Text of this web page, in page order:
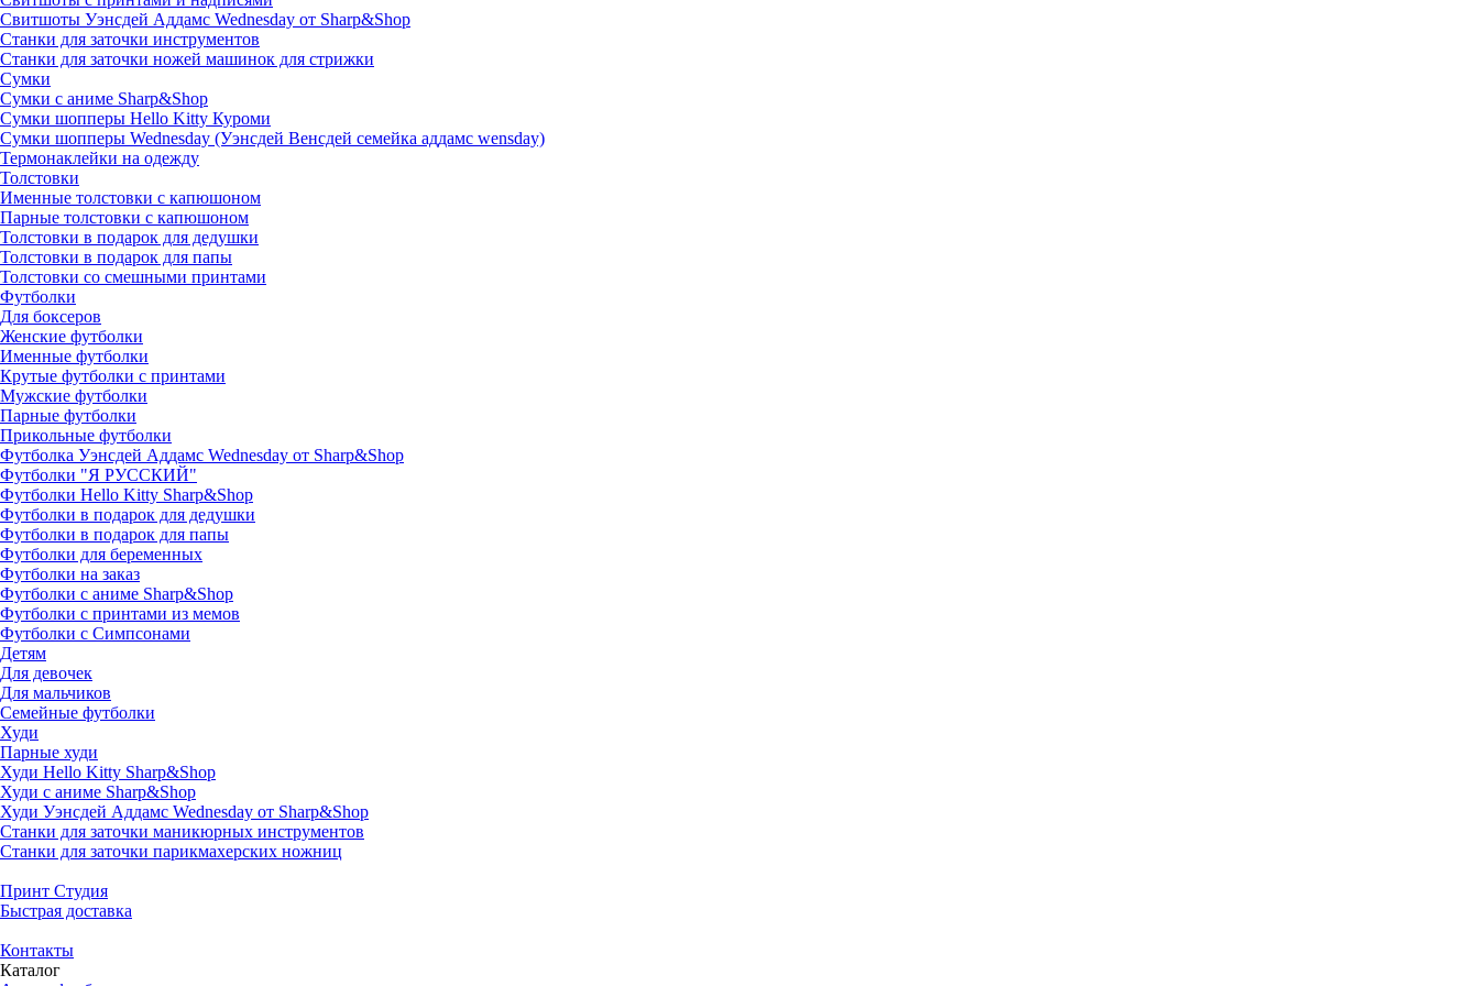
Свитшоты Уэнсдей Аддамс Wednesday от Sharp&Shop
Станки для заточки инструментов
Станки для заточки ножей машинок для стрижки
Сумки
Сумки с аниме Sharp&Shop
Сумки шопперы Hello Kitty Куроми
Сумки шопперы Wednesday (Уэнсдей Венсдей семейка аддамс wensday)
Термонаклейки на одежду
Толстовки
Именные толстовки с капюшоном
Парные толстовки с капюшоном
Толстовки в подарок для дедушки
Толстовки в подарок для папы
Толстовки со смешными принтами
Футболки
Для боксеров
Женские футболки
Именные футболки
Крутые футболки с принтами
Мужские футболки
Парные футболки
Прикольные футболки
Футболка Уэнсдей Аддамс Wednesday от Sharp&Shop
Футболки "Я РУССКИЙ"
Футболки Hello Kitty Sharp&Shop
Футболки в подарок для дедушки
Футболки в подарок для папы
Футболки для беременных
Футболки на заказ
Футболки с аниме Sharp&Shop
Футболки с принтами из мемов
Футболки с Симпсонами
Детям
Для девочек
Для мальчиков
Семейные футболки
Худи
Парные худи
Худи Hello Kitty Sharp&Shop
Худи с аниме Sharp&Shop
Худи Уэнсдей Аддамс Wednesday от Sharp&Shop
Станки для заточки маникюрных инструментов
Станки для заточки парикмахерских ножниц
Принт Студия
Быстрая доставка
Контакты
Каталог